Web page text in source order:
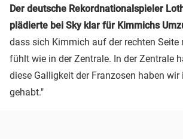
Der deutsche Rekordnationalspieler
plädierte bei Sky klar für Kimmichs
dass sich Kimmich auf der rechten Seite
fühlt wie in der Zentrale. In der Zentrale
diese Galligkeit der Franzosen haben
gehabt."